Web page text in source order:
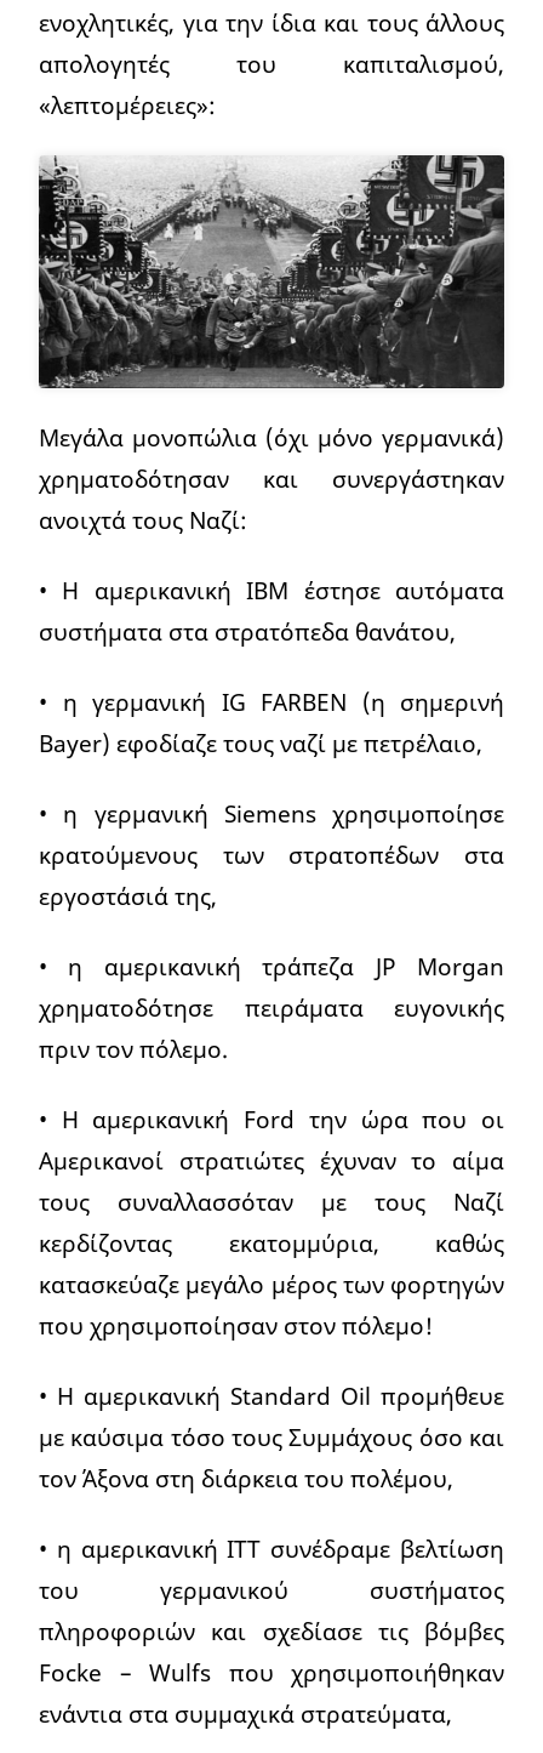
ενοχλητικές, για την ίδια και τους άλλους
απολογητές του καπιταλισμού,
«λεπτομέρειες»:
Μεγάλα μονοπώλια (όχι μόνο γερμανικά)
χρηματοδότησαν και συνεργάστηκαν
ανοιχτά τους Ναζί:
• Η αμερικανική ΙΒΜ έστησε αυτόματα
συστήματα στα στρατόπεδα θανάτου,
• η γερμανική IG FARBEN (η σημερινή
Bayer) εφοδίαζε τους ναζί με πετρέλαιο,
• η γερμανική Siemens χρησιμοποίησε
κρατούμενους των στρατοπέδων στα
εργοστάσιά της,
• η αμερικανική τράπεζα JP Morgan
χρηματοδότησε πειράματα ευγονικής
πριν τον πόλεμο.
• Η αμερικανική Ford την ώρα που οι
Αμερικανοί στρατιώτες έχυναν το αίμα
τους συναλλασσόταν με τους Ναζί
κερδίζοντας εκατομμύρια, καθώς
κατασκεύαζε μεγάλο μέρος των φορτηγών
που χρησιμοποίησαν στον πόλεμο!
• Η αμερικανική Standard Oil προμήθευε
με καύσιμα τόσο τους Συμμάχους όσο και
τον Άξονα στη διάρκεια του πολέμου,
• η αμερικανική ITT συνέδραμε βελτίωση
του γερμανικού συστήματος
πληροφοριών και σχεδίασε τις βόμβες
Focke – Wulfs που χρησιμοποιήθηκαν
ενάντια στα συμμαχικά στρατεύματα,